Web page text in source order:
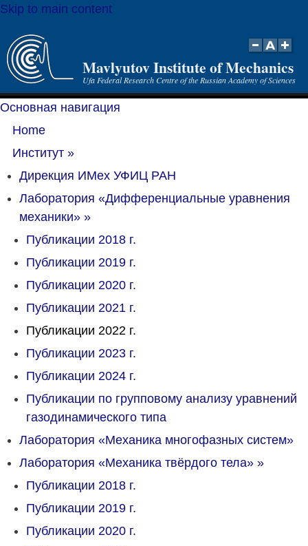
Skip to main content
Mavlyutov Institute of Mechanics
Ufa Federal Research Centre of the Russian Academy of Sciences
Основная навигация
Home
Институт »
Дирекция ИМех УФИЦ РАН
Лаборатория «Дифференциальные уравнения
механики» »
Публикации 2018 г.
Публикации 2019 г.
Публикации 2020 г.
Публикации 2021 г.
Публикации 2022 г.
Публикации 2023 г.
Публикации 2024 г.
Публикации по групповому анализу уравнений
газодинамического типа
Лаборатория «Механика многофазных систем»
Лаборатория «Механика твёрдого тела» »
Публикации 2018 г.
Публикации 2019 г.
Публикации 2020 г.